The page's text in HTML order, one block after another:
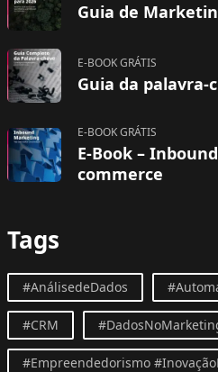
Guia de
E-BOOK GRÁTIS
Guia da palavra-
E-BOOK GRÁTIS
E-Book –
commerce
Tags
#AnálisedeDados
#CRM
#Empreendedorismo